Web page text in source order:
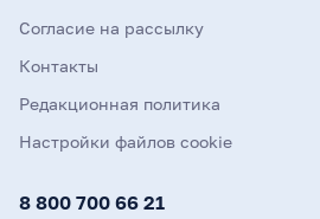
Согласие на рассылку
Контакты
Редакционная политика
Настройки файлов cookie
8 800 700 66 21